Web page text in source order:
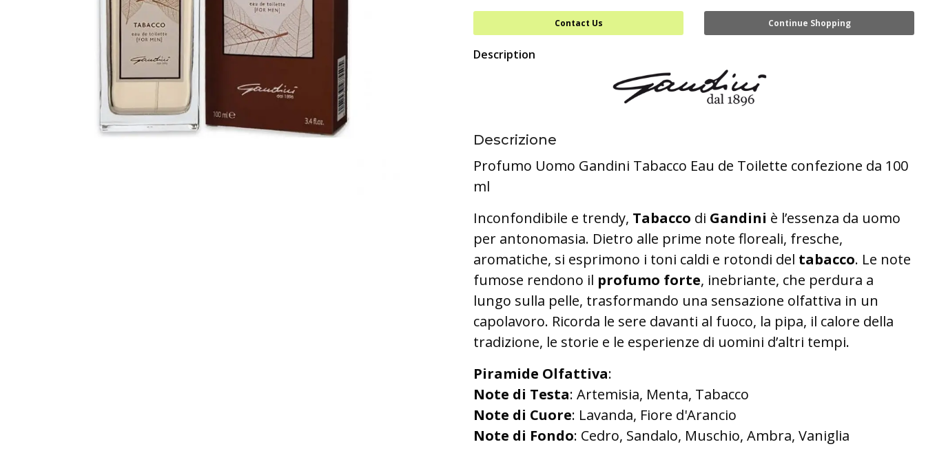
Contact Us Continue Shopping
Description
Descrizione
Profumo Uomo Gandini Tabacco Eau de Toilette confezione da 100
ml
Inconfondibile e trendy, Tabacco di Gandini è l’essenza da uomo
per antonomasia. Dietro alle prime note floreali, fresche,
aromatiche, si esprimono i toni caldi e rotondi del tabacco. Le note
fumose rendono il profumo forte, inebriante, che perdura a
lungo sulla pelle, trasformando una sensazione olfattiva in un
capolavoro. Ricorda le sere davanti al fuoco, la pipa, il calore della
tradizione, le storie e le esperienze di uomini d’altri tempi.
Piramide Olfattiva:
Note di Testa: Artemisia, Menta, Tabacco
Note di Cuore: Lavanda, Fiore d'Arancio
Note di Fondo: Cedro, Sandalo, Muschio, Ambra, Vaniglia